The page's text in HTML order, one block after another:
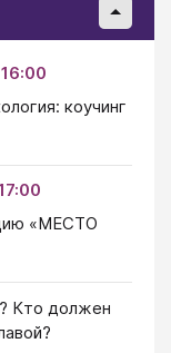
коучинг
«МЕСТО
Кто должен